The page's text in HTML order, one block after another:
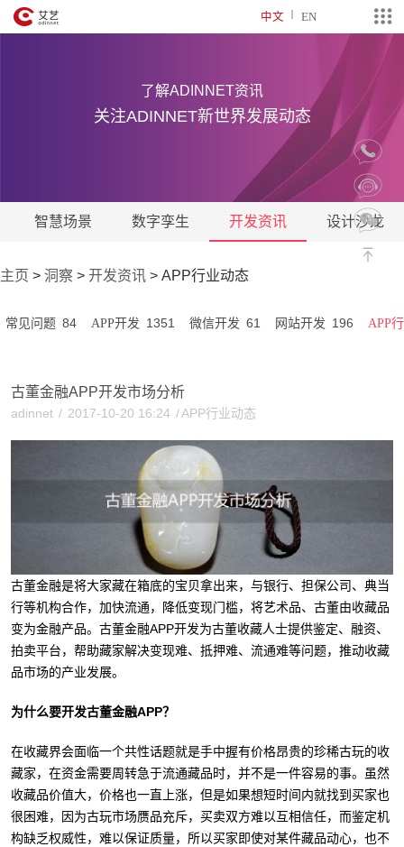
中文 EN
了解ADINNET资讯
关注ADINNET新世界发展动态
智慧场景 数字孪生 开发资讯 设计沙龙
主页 > 洞察 > 开发资讯 > APP行业动态
常见问题 84 APP开发 1351 微信开发 61 网站开发 196 APP
古董金融APP开发市场分析
adinnet / 2017-10-20 16:24 /APP行业动态
古董金融是将大家藏在箱底的宝贝拿出来，与银行、担保公司、典当
行等机构合作，加快流通，降低变现门槛，将艺术品、古董由收藏品
变为金融产品。古董金融APP开发为古董收藏人士提供鉴定、融资、
拍卖平台，帮助藏家解决变现难、抵押难、流通难等问题，推动收藏
品市场的产业发展。
为什么要开发古董金融APP？
在收藏界会面临一个共性话题就是手中握有价格昂贵的珍稀古玩的收
藏家，在资金需要周转急于流通藏品时，并不是一件容易的事。虽然
收藏品价值大，价格也一直上涨，但是如果想短时间内就找到买家也
很困难，因为古玩市场赝品充斥，买卖双方难以互相信任，而鉴定机
构缺乏权威性，难以保证质量，所以买家即使对某件藏品动心，也不